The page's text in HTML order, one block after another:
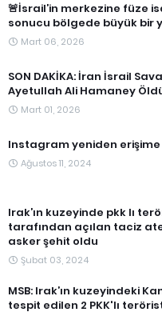
🚨İsrail’in merkezine füze
sonucu bölgede büyük bir
Mart 06, 2026
SON DAKİKA: İran İsrail
Ayetullah Ali Hamaney
Mart 01, 2026
Instagram yeniden erişime
Ağustos 11, 2024
Irak’ın kuzeyinde pkk lı
tarafından açılan taciz
asker şehit oldu
Şubat 03, 2024
MSB: Irak’ın kuzeyindeki
tespit edilen 2 PKK'lı